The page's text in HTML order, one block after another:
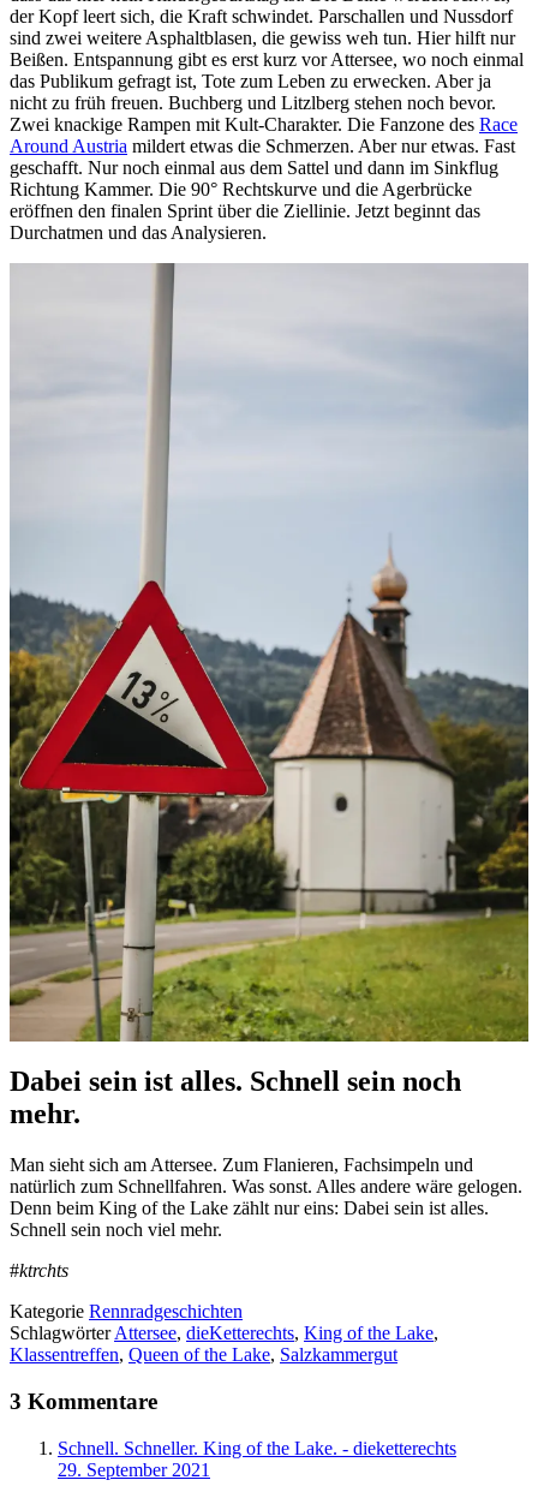
der Kopf leert sich, die Kraft schwindet. Parschallen und Nussdorf
sind zwei weitere Asphaltblasen, die gewiss weh tun. Hier hilft nur
Beißen. Entspannung gibt es erst kurz vor Attersee, wo noch einmal
das Publikum gefragt ist, Tote zum Leben zu erwecken. Aber ja
nicht zu früh freuen. Buchberg und Litzlberg stehen noch bevor.
Zwei knackige Rampen mit Kult-Charakter. Die Fanzone des Race
Around Austria mildert etwas die Schmerzen. Aber nur etwas. Fast
geschafft. Nur noch einmal aus dem Sattel und dann im Sinkflug
Richtung Kammer. Die 90° Rechtskurve und die Agerbrücke
eröffnen den finalen Sprint über die Ziellinie. Jetzt beginnt das
Durchatmen und das Analysieren.
Dabei sein ist alles. Schnell sein noch
mehr.
Man sieht sich am Attersee. Zum Flanieren, Fachsimpeln und
natürlich zum Schnellfahren. Was sonst. Alles andere wäre gelogen.
Denn beim King of the Lake zählt nur eins: Dabei sein ist alles.
Schnell sein noch viel mehr.
#ktrchts
Kategorie Rennradgeschichten
SchlagwörterAttersee, dieKetterechts, King of the Lake,
Klassentreffen, Queen of the Lake, Salzkammergut
3 Kommentare
Schnell. Schneller. King of the Lake. - dieketterechts
29. September 2021